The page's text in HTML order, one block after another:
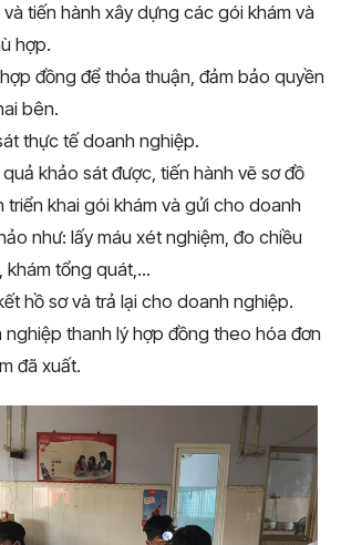
và tiến hành xây dựng các gói khám và
hợp.
đồng để thỏa thuận, đảm bảo quyền
bên.
thực tế doanh nghiệp.
khảo sát được, tiến hành vẽ sơ đồ
triển khai gói khám và gửi cho doanh
như: lấy máu xét nghiệm, đo chiều
tổng quát,...
hồ sơ và trả lại cho doanh nghiệp.
nghiệp thanh lý hợp đồng theo hóa đơn
đã xuất.